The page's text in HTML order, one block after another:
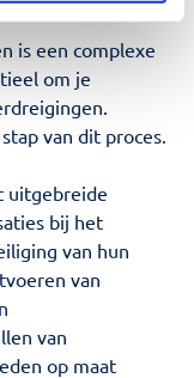
is een complexe
om je
van dit proces.
uitgebreide
bij het
van hun
van
van
op maat